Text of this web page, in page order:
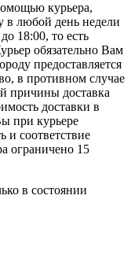
курьера,
в любой день недели
18:00, то есть
обязательно Вам
предоставляется
в противном случае
причины доставка
доставки в
при курьере
и соответствие
ограничено 15
в состоянии